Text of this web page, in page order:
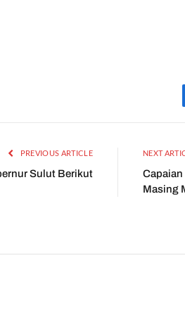
PREVIOUS ARTICLE
Sulut Berikut
NEXT
Capaian
Masing